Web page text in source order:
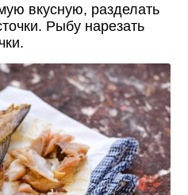
вкусную, разделать
Рыбу нарезать